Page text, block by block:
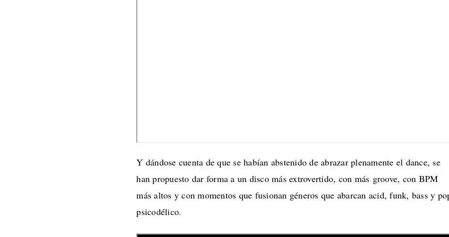
Y dándose cuenta de que se habían abstenido de abrazar plenamente el dance, se
han propuesto dar forma a un disco más extrovertido, con más groove, con BPM
más altos y con momentos que fusionan géneros que abarcan acid, funk, bass y
psicodélico.